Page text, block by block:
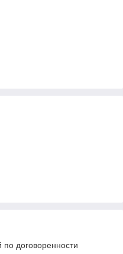
по договоренности